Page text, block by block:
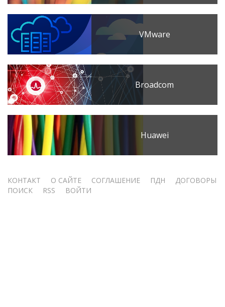
VMware
Broadcom
Huawei
Меню
КОНТАКТ О САЙТЕ СОГЛАШЕНИЕ ПДН
ДОГОВОРЫ
ПОИСК
RSS ВОЙТИ